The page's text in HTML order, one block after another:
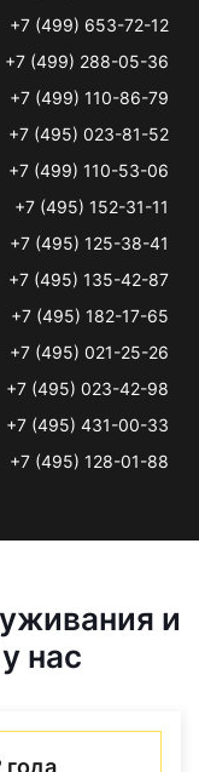
+7 (499) 653-72-12
+7 (499) 288-05-36
+7 (499) 110-86-79
+7 (495) 023-81-52
+7 (499) 110-53-06
+7 (495) 152-31-11
+7 (495) 125-38-41
+7 (495) 135-42-87
+7 (495) 182-17-65
+7 (495) 021-25-26
+7 (495) 023-42-98
+7 (495) 431-00-33
+7 (495) 128-01-88
и
нас
года